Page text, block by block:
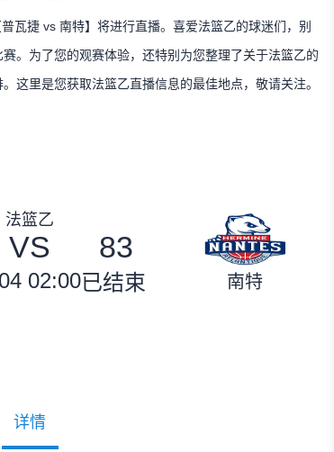
瓦捷 vs 南特】将进行直播。喜爱法篮乙的球迷们，别
。为了您的观赛体验，还特别为您整理了关于法篮乙的
这里是您获取法篮乙直播信息的最佳地点，敬请关注。
法篮乙
VS 83
02:00已结束 南特
详情